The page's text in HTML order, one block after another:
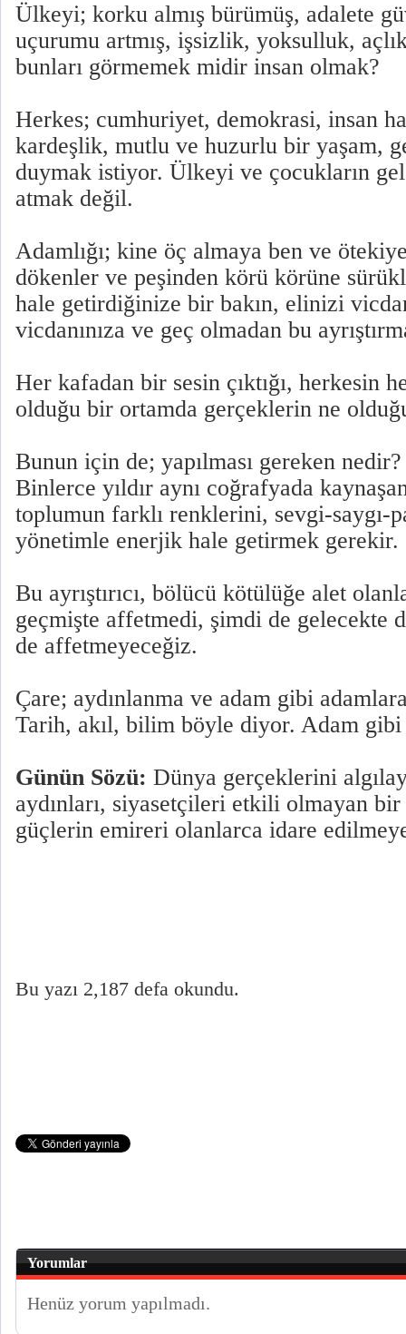
Ülkeyi; korku almış bürümüş, adalete
uçurumu artmış, işsizlik, yoksulluk,
bunları görmemek midir insan olmak?
Herkes; cumhuriyet, demokrasi, insan
kardeşlik, mutlu ve huzurlu bir yaşam,
duymak istiyor. Ülkeyi ve çocukların
atmak değil.
Adamlığı; kine öç almaya ben ve
dökenler ve peşinden körü körüne
hale getirdiğinize bir bakın, elinizi
vicdanınıza ve geç olmadan bu
Her kafadan bir sesin çıktığı, herkesin
olduğu bir ortamda gerçeklerin ne
Bunun için de; yapılması gereken nedir?
Binlerce yıldır aynı coğrafyada
toplumun farklı renklerini, sevgi-saygı-
yönetimle enerjik hale getirmek gerekir.
Bu ayrıştırıcı, bölücü kötülüğe alet
geçmişte affetmedi, şimdi de gelecekte
de affetmeyeceğiz.
Çare; aydınlanma ve adam gibi
Tarih, akıl, bilim böyle diyor. Adam
Günün Sözü: Dünya gerçeklerini
aydınları, siyasetçileri etkili olmayan bir
güçlerin emireri olanlarca idare
Bu yazı 2,187 defa okundu.
Yorumlar
Henüz yorum yapılmadı.